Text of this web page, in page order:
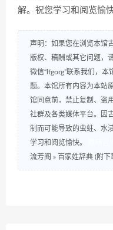
解。祝您学习和阅览愉
声明：如果您在浏览本馆
版权、稿酬或其它问题，
微信“lfgorg”联系我们，本
题。本馆所有内容为本站
馆同意前，禁止复制、盗
社群及各类媒体平台。因
制而可能导致的虫蛀、水
学习和阅览愉快。
流芳阁 » 百家姓辞典 (附下